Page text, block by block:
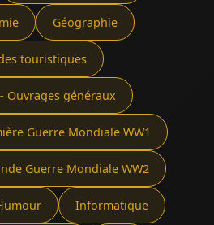
Géographie
touristiques
Ouvrages généraux
Guerre Mondiale WW1
Guerre Mondiale WW2
Informatique